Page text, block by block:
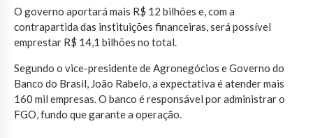
O governo aportará mais R$ 12 bilhões e, com a
contrapartida das instituições financeiras, será possível
emprestar R$ 14,1 bilhões no total.
Segundo o vice-presidente de Agronegócios e Governo do
Banco do Brasil, João Rabelo, a expectativa é atender mais
160 mil empresas. O banco é responsável por administrar o
FGO, fundo que garante a operação.